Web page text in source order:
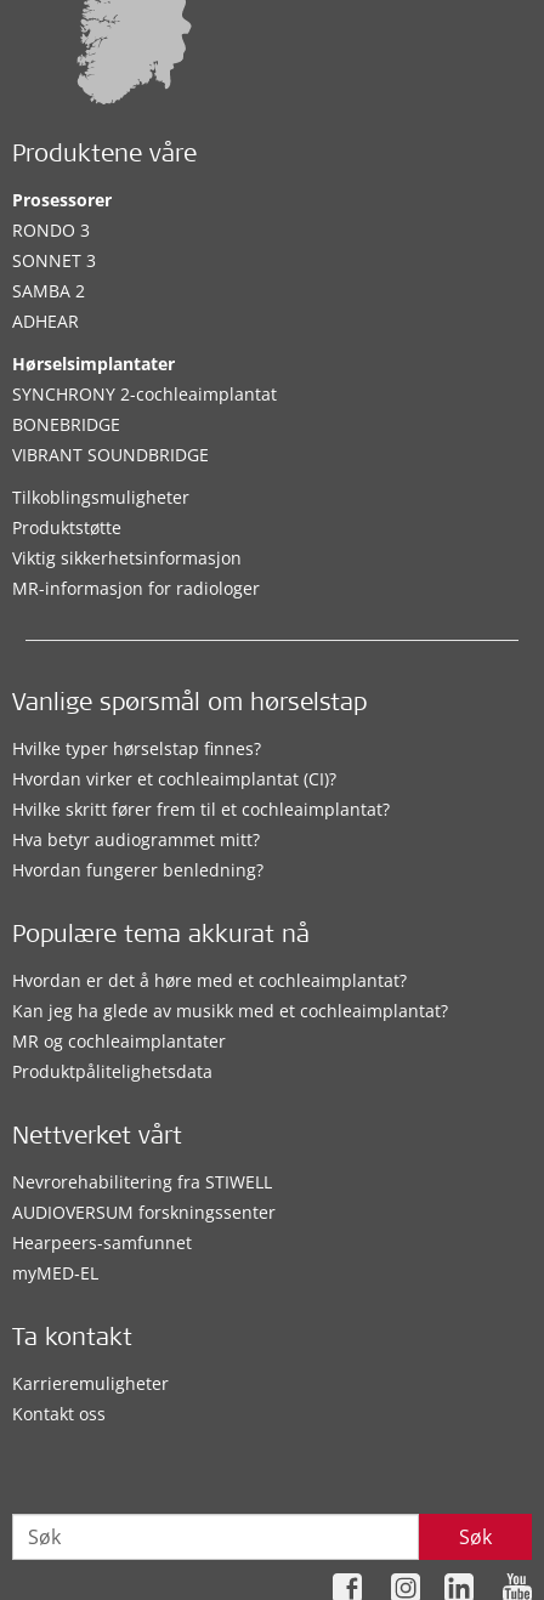
Produktene våre
Prosessorer
RONDO 3
SONNET 3
SAMBA 2
ADHEAR
Hørselsimplantater
SYNCHRONY 2-cochleaimplantat
BONEBRIDGE
VIBRANT SOUNDBRIDGE
Tilkoblingsmuligheter
Produktstøtte
Viktig sikkerhetsinformasjon
MR-informasjon for radiologer
Vanlige spørsmål om hørselstap
Hvilke typer hørselstap finnes?
Hvordan virker et cochleaimplantat (CI)?
Hvilke skritt fører frem til et cochleaimplantat?
Hva betyr audiogrammet mitt?
Hvordan fungerer benledning?
Populære tema akkurat nå
Hvordan er det å høre med et cochleaimplantat?
Kan jeg ha glede av musikk med et cochleaimplantat?
MR og cochleaimplantater
Produktpålitelighetsdata
Nettverket vårt
Nevrorehabilitering fra STIWELL
AUDIOVERSUM forskningssenter
Hearpeers-samfunnet
myMED‑EL
Ta kontakt
Karrieremuligheter
Kontakt oss
Søk